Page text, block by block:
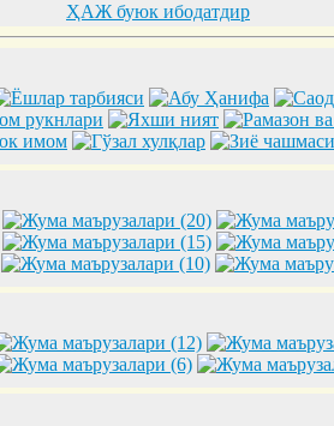
ҲАЖ буюк ибодатдир